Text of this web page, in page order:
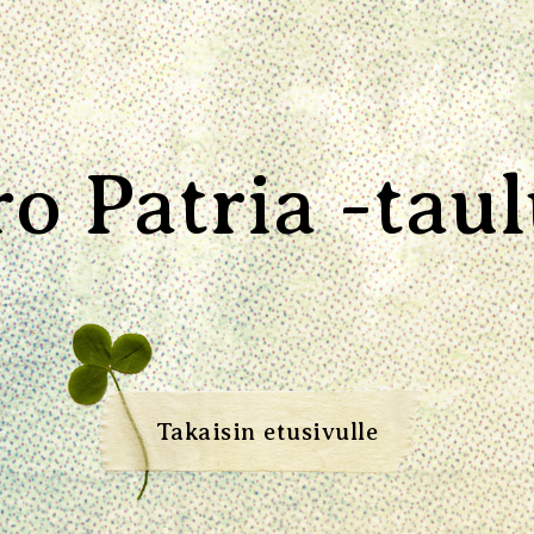
Patria -
Takaisin etusivulle